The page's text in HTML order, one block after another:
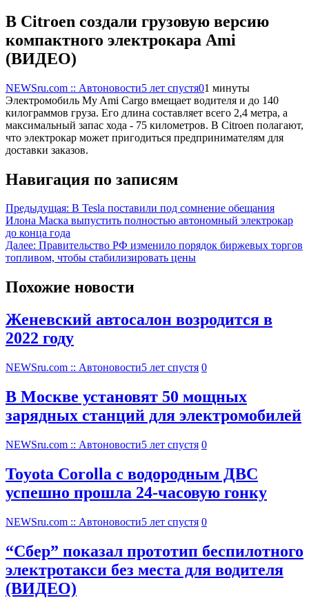
В Citroen создали грузовую версию
компактного электрокара Ami
(ВИДЕО)
NEWSru.com :: Автоновости5 лет спустя01 минуты
Электромобиль My Ami Cargo вмещает водителя и до 140
килограммов груза. Его длина составляет всего 2,4 метра, а
максимальный запас хода - 75 километров. В Citroen полагают,
что электрокар может пригодиться предпринимателям для
доставки заказов.
Навигация по записям
Предыдущая: В Tesla поставили под сомнение обещания
Илона Маска выпустить полностью автономный электрокар
до конца года
Далее: Правительство РФ изменило порядок биржевых торгов
топливом, чтобы стабилизировать цены
Похожие новости
Женевский автосалон возродится в
2022 году
NEWSru.com :: Автоновости5 лет спустя 0
В Москве установят 50 мощных
зарядных станций для электромобилей
NEWSru.com :: Автоновости5 лет спустя 0
Toyota Corolla с водородным ДВС
успешно прошла 24-часовую гонку
NEWSru.com :: Автоновости5 лет спустя 0
“Сбер” показал прототип беспилотного
электротакси без места для водителя
(ВИДЕО)